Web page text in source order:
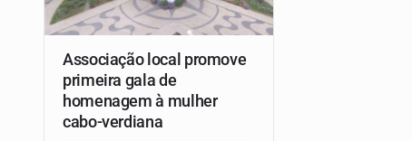
Associação local promove
primeira gala de
homenagem à mulher
cabo-verdiana